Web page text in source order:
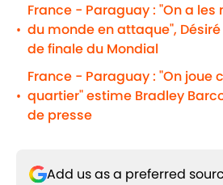
•
France - Paraguay : "On a les
du monde en attaque",
de finale du Mondial
•
France - Paraguay : "On joue
quartier" estime Bradley
de presse
Add us as a preferred